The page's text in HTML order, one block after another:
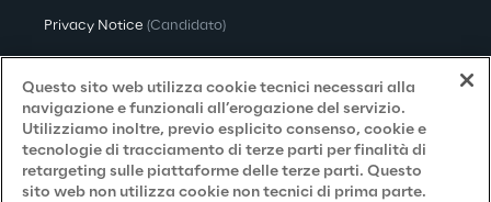
Privacy Notice (Candidato)
Privacy Notice(Fornitore)
Privacy Notice (Marketing)
Accessibilità
Questo sito web utilizza cookie tecnici necessari alla
navigazione e funzionali all’erogazione del servizio.
Utilizziamo inoltre, previo esplicito consenso, cookie e
tecnologie di tracciamento di terze parti per finalità di
retargeting sulle piattaforme delle terze parti. Questo
sito web non utilizza cookie non tecnici di prima parte.